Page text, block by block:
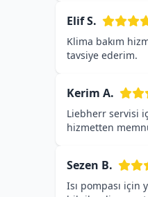
Elif S.
Klima bakım
tavsiye ederim.
Kerim A.
Liebherr servisi
hizmetten
Sezen B.
Isı pompası için